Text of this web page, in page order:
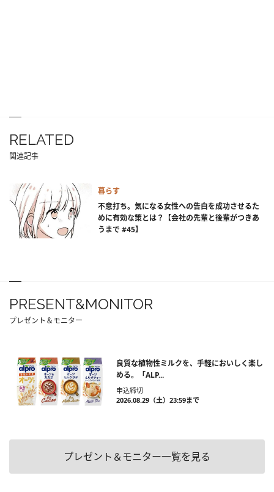
RELATED
関連記事
暮らす
不意打ち。気になる女性への告白を成功させるた
めに有効な策とは？【会社の先輩と後輩がつきあ
うまで #45】
PRESENT&MONITOR
プレゼント＆モニター
良質な植物性ミルクを、手軽においしく楽し
める。「ALP...
申込締切
2026.08.29（土）23:59まで
プレゼント＆モニター一覧を見る